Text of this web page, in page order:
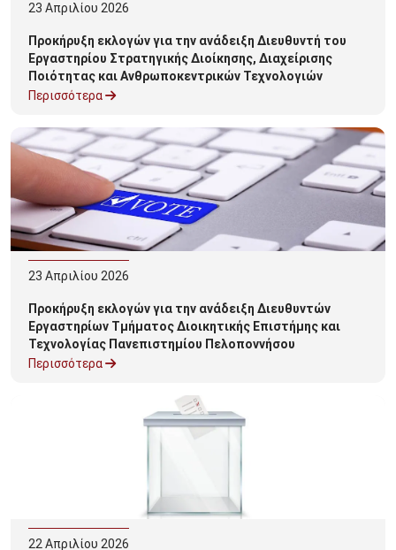
23 Απριλίου 2026
Προκήρυξη εκλογών για την ανάδειξη Διευθυντή του
Εργαστηρίου Στρατηγικής Διοίκησης, Διαχείρισης
Ποιότητας και Ανθρωποκεντρικών Τεχνολογιών
Τμήματος ΔΕΤ
Περισσότερα
23 Απριλίου 2026
Προκήρυξη εκλογών για την ανάδειξη Διευθυντών
Εργαστηρίων Τμήματος Διοικητικής Επιστήμης και
Τεχνολογίας Πανεπιστημίου Πελοποννήσου
Περισσότερα
22 Απριλίου 2026